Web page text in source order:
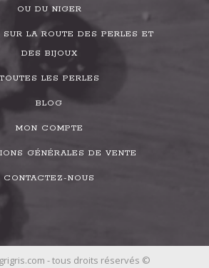
OU DU NIGER
LA ROUTE DES PERLES ET
DES BIJOUX
TOUTES LES PERLES
BLOG
MON COMPTE
GÉNÉRALES DE VENTE
CONTACTEZ-NOUS
- tous droits réservés ©